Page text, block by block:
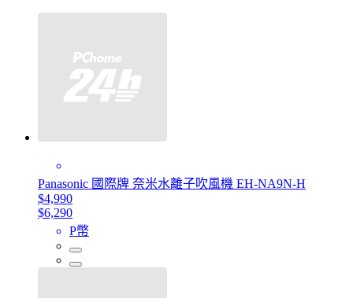
Panasonic 國際牌 奈米水離子吹風機 EH-NA9N-H
$4,990
$6,290
P幣